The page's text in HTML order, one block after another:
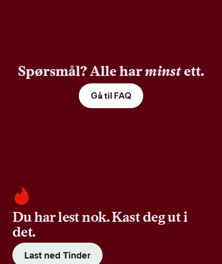
Spørsmål? Alle harminstett.
Gå til FAQ
Du har lest nok. Kast deg ut i
det.
Last ned Tinder